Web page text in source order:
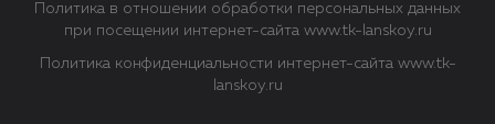
Политика в отношении обработки персональных данных
при посещении интернет-сайта www.tk-lanskoy.ru
Политика конфиденциальности интернет-сайта www.tk-
lanskoy.ru